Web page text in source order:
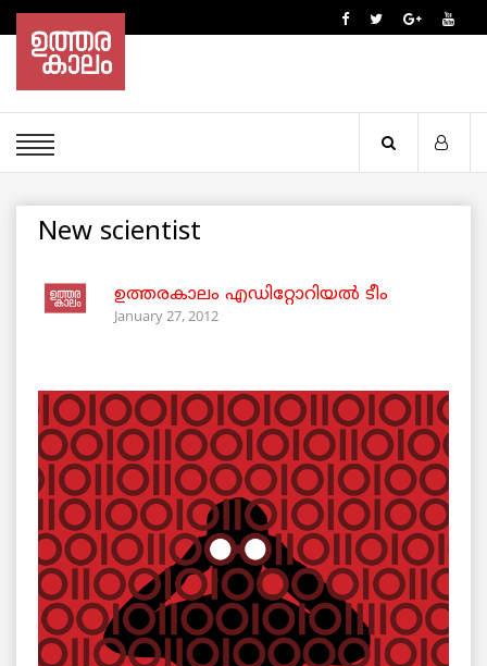
New scientist
ഉത്തരകാലം എഡിറ്റോറിയല്‍ ടീം
January 27, 2012